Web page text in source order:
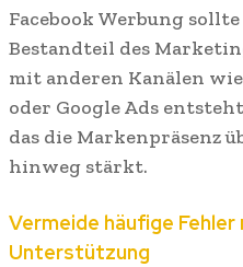
Facebook Werbung
Bestandteil des
mit anderen Kanälen
oder Google Ads
das die Markenpräsenz
hinweg stärkt.
Vermeide häufige
Unterstützung